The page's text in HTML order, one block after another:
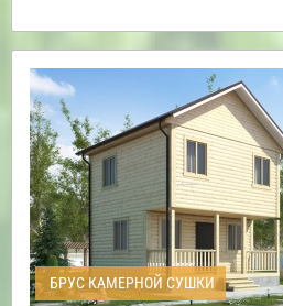
БРУС КАМЕРНОЙ СУШКИ